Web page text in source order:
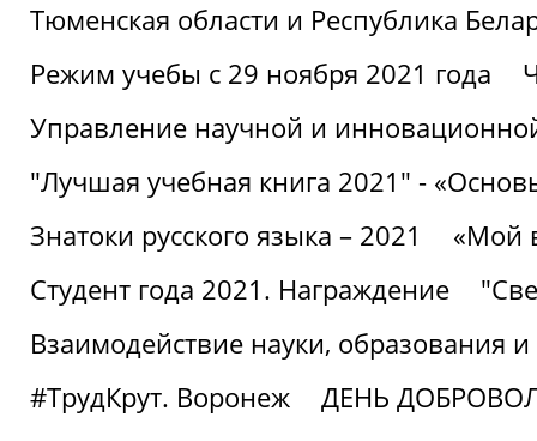
Тюменская области и Республика
Режим учебы с 29 ноября 2021 года
Управление научной и
"Лучшая учебная книга 2021" -
Знатоки русского языка – 2021
«Мой
Студент года 2021. Награждение
Взаимодействие науки, образования и
#ТрудКрут. Воронеж
ДЕНЬ